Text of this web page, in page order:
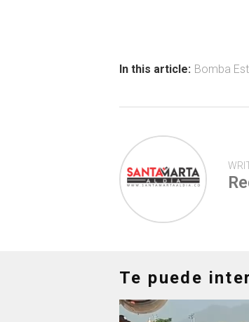
ok p
tir
In this article: Bomba
Te puede